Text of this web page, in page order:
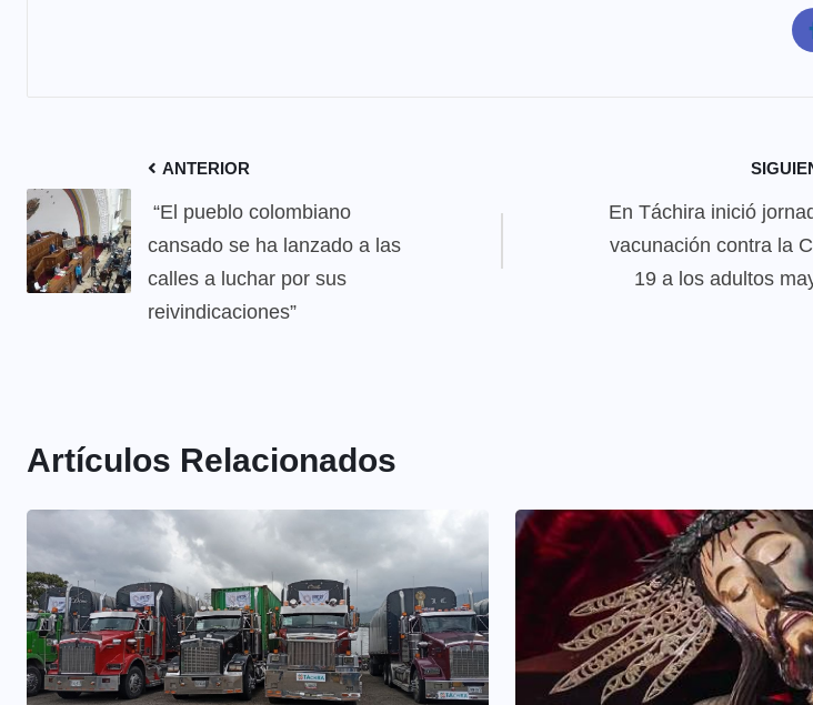
ANTERIOR
“El pueblo colombiano
cansado se ha lanzado a las
calles a luchar por sus
reivindicaciones”
En Táchira inició
vacunación contra la
19 a los adultos
Artículos Relacionados